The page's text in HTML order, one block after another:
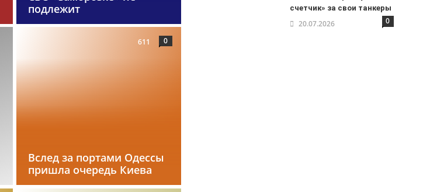
подлежит
Вслед за портами Одессы
пришла очередь Киева
611 0
счетчик» за свои танкеры
20.07.2026 0